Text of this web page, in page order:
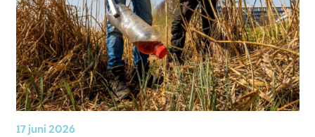
17 juni 2026